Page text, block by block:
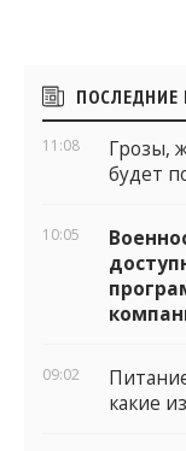
Боковые
виджеты
ПОСЛЕДНИЕ
11:08
Грозы,
будет
10:05
09:02
какие